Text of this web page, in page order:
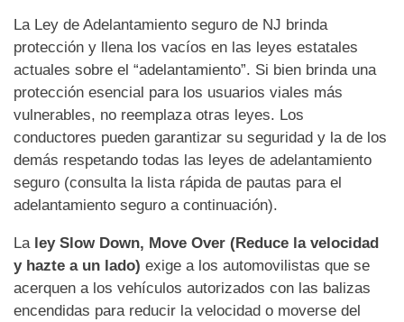
La Ley de Adelantamiento seguro de NJ brinda
protección y llena los vacíos en las leyes estatales
actuales sobre el “adelantamiento”. Si bien brinda una
protección esencial para los usuarios viales más
vulnerables, no reemplaza otras leyes. Los
conductores pueden garantizar su seguridad y la de los
demás respetando todas las leyes de adelantamiento
seguro (consulta la lista rápida de pautas para el
adelantamiento seguro a continuación).
La ley Slow Down, Move Over (Reduce la velocidad
y hazte a un lado) exige a los automovilistas que se
acerquen a los vehículos autorizados con las balizas
encendidas para reducir la velocidad o moverse del